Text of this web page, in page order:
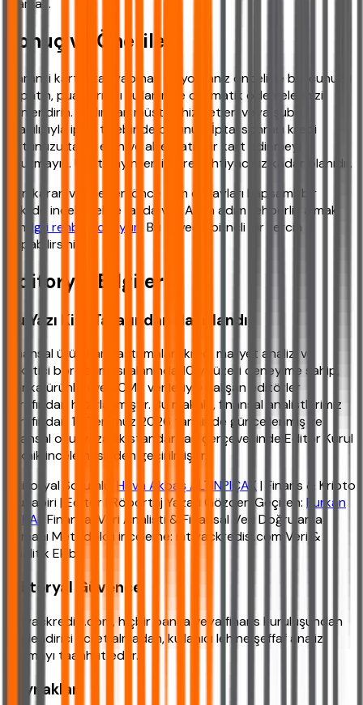
olamaz.
Sonuç ve Öneriler
Garanti kart iptali yapmak istiyorsanız öncelikle borcunuzu
kapatın, puanlarınızı kullanın ve otomatik ödemelerinizi
yönlendirin. Ardından müşteri hizmetleri veya şube
aracılığıyla iptal talebinde bulunun. İptal sonrası kredi
notunuzu takip edin ve alternatif bir kart edinmeyi
unutmayın. Unutmayın, en iyi kredi ihtiyacınız kadar olanıdır.
Son kararı vermeden önce tüm detayları kapsamlı bir
şekilde incelemekte fayda var. Adım adım rehberlik almak
için ilgili rehberi okuyun
. Bu sayede bilinçli bir tercih
yapabilirsiniz.
Editoryal Bilgiler
Bu Yazı Kim Tarafından Hazırlandı?
Finansal ürün karşılaştırmaları, kredi maliyet analizi ve
tüketici borçlanması alanında 10 yıl üzeri deneyime sahip,
banka ürünleri ve TCMB verileriyle çalışan editörler
tarafından hazırlanmıştır. Bu makale, finansal analistlerimiz
tarafından 19 Temmuz 2026 tarihinde güncellenmiş ve
finansal okuryazarlık standartları çerçevesinde Editör Kurul
teknik incelemesinden geçirilmiştir.
Editoryal Sorumlu: Hava Akbaş ALTINPIÇAK| Finans & Kripto
Muhabiri | Editör | Röportaj Yazarı Gözden Geçiren: Furkan
YAKA | Finansal Veri Analisti & Finansal Veri Doğrulama
Uzmanı Metodoloji inceleme: ihtiyackredisi.com Veri &
Analitik Ekibi
Editoryal Güvence
ihtiyackredisi.com, hiçbir banka veya finans kuruluşundan
yönlendirici ücret almadan, kullanıcı lehine şeffaf analiz
sunmayı taahhüt eder.
Kaynaklar